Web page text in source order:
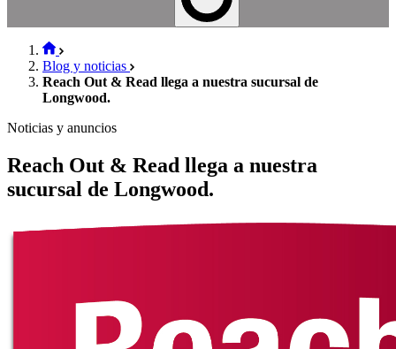
Blog y noticias
Reach Out & Read llega a nuestra sucursal de
Longwood.
Noticias y anuncios
Reach Out & Read llega a nuestra
sucursal de Longwood.